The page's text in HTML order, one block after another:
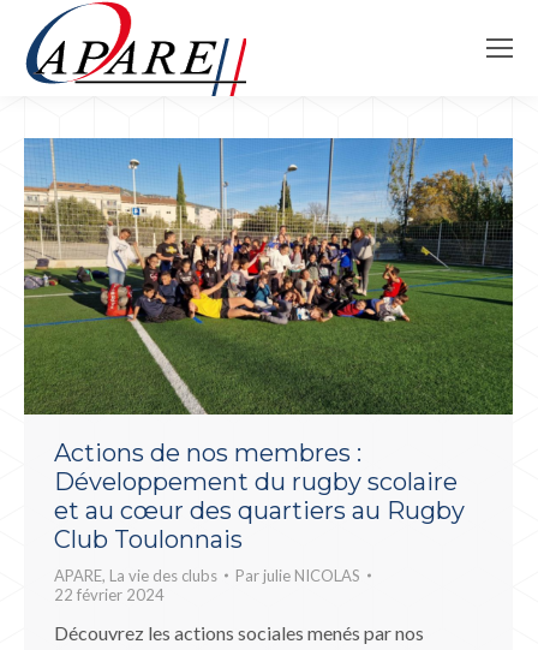
Actions de nos membres :
Développement du rugby scolaire
et au cœur des quartiers au Rugby
Club Toulonnais
APARE, La vie des clubs Par julie NICOLAS
22 février 2024
Découvrez les actions sociales menés par nos